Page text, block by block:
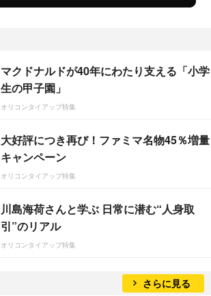
マクドナルドが40年にわたり支える「小学
生の甲子園」
オリコンタイアップ特集
大好評につき再び！ファミマ名物45％増量
キャンペーン
オリコンタイアップ特集
川島海荷さんと学ぶ 日常に潜む“人身取
引”のリアル
オリコンタイアップ特集
さらに見る